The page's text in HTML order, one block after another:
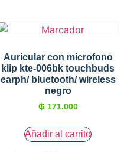
Auricular con microfono
klip kte-006bk touchbuds
earph/ bluetooth/ wireless
negro
₲ 171.000
Añadir al carrito